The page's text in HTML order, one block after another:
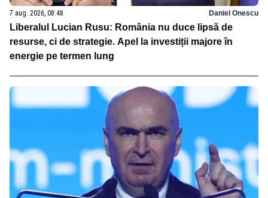
7 aug. 2026, 08:48 Daniel Onescu
Liberalul Lucian Rusu: România nu duce lipsă de
resurse, ci de strategie. Apel la investiții majore în
energie pe termen lung